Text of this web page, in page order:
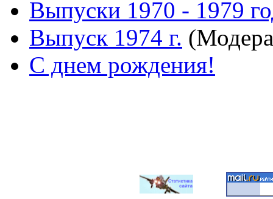
Выпуски 1970 - 1979
Выпуск 1974 г.
С днем рождения!